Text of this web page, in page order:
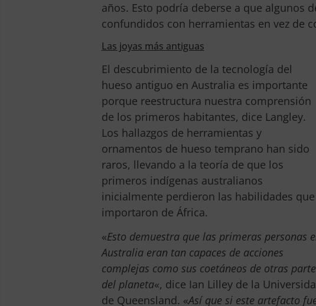
años. Esto podría deberse a que algunos
confundidos con herramientas en vez de
Las joyas más antiguas
El descubrimiento de la tecnología del
hueso antiguo en Australia es importante
porque reestructura nuestra comprensión
de los primeros habitantes, dice Langley.
Los hallazgos de herramientas y
ornamentos de hueso temprano han sido
raros, llevando a la teoría de que los
primeros indígenas australianos
inicialmente perdieron las habilidades que
importaron de África.
«Esto demuestra que las primeras personas
Australia eran tan capaces de acciones
complejas como sus coetáneos de otras
del planeta«, dice Ian Lilley de la
de Queensland. «Así que si este artefacto